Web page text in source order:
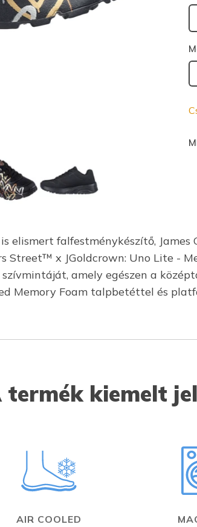
elismert falfestménykészítő,
Street™ x JGoldcrown: Uno Lite -
amely egészen a
Memory Foam talpbetéttel és
termék kiemelt
AIR COOLED